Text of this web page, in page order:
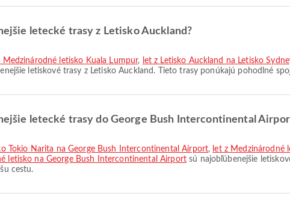
letecké trasy z Letisko Auckland?
Medzinárodné letisko Kuala Lumpur, let z Letisko Auckland na Letisko
letiskové trasy z Letisko Auckland. Tieto trasy ponúkajú pohodlné
letecké trasy do George Bush Intercontinental
Tokio Narita na George Bush Intercontinental Airport, let z Medzinárodné
letisko na George Bush Intercontinental Airportsú najobľúbenejšie
cestu.